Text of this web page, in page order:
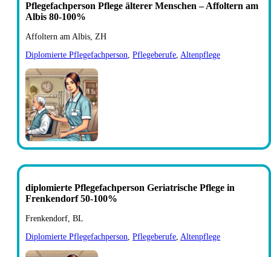
Pflegefachperson Pflege älterer Menschen – Affoltern am
Albis 80-100%
Affoltern am Albis, ZH
Diplomierte Pflegefachperson, Pflegeberufe, Altenpflege
diplomierte Pflegefachperson Geriatrische Pflege in
Frenkendorf 50-100%
Frenkendorf, BL
Diplomierte Pflegefachperson, Pflegeberufe, Altenpflege